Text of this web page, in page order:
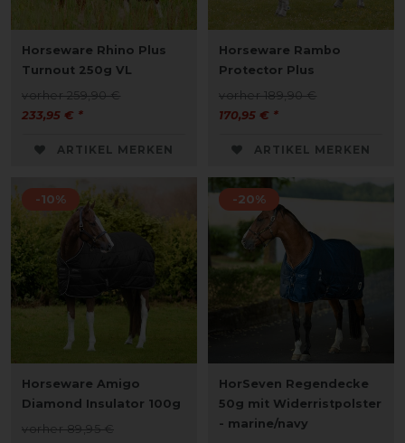
Horseware Rhino Plus
Turnout 250g VL
vorher 259,90 €
233,95 € *
ARTIKEL MERKEN
Horseware Rambo
Protector Plus
vorher 189,90 €
170,95 € *
ARTIKEL MERKEN
-10%
Horseware Amigo
Diamond Insulator 100g
vorher 89,95 €
-20%
HorSeven Regendecke
50g mit Widerristpolster
- marine/navy